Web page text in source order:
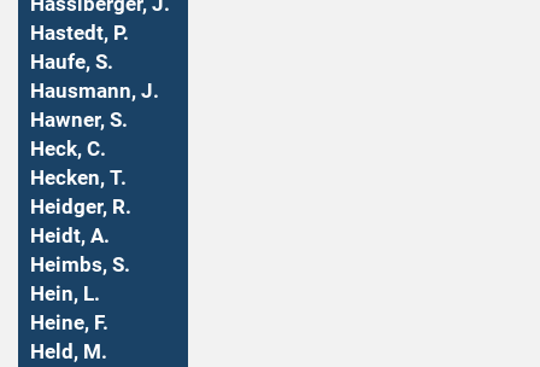
Hastedt, P.
Haufe, S.
Hausmann, J.
Hawner, S.
Heck, C.
Hecken, T.
Heidger, R.
Heidt, A.
Heimbs, S.
Hein, L.
Heine, F.
Held, M.